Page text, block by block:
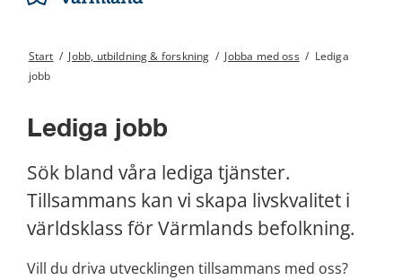
Start / Jobb, utbildning & forskning / Jobba med oss / Lediga
jobb
Lediga jobb
Sök bland våra lediga tjänster.
Tillsammans kan vi skapa livskvalitet i
världsklass för Värmlands befolkning.
Vill du driva utvecklingen tillsammans med oss?